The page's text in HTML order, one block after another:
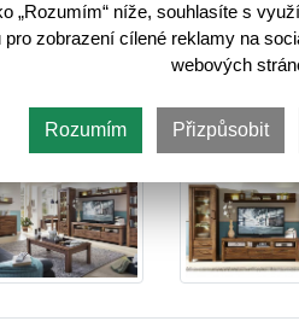
„Rozumím“ níže, souhlasíte s
pro zobrazení cílené reklamy na
webových
Rozumím Přizpůsobit